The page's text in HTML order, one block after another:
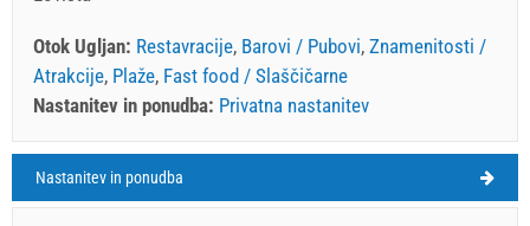
Otok Ugljan: Restavracije, Barovi / Pubovi, Znamenitosti /
Atrakcije, Plaže, Fast food / Slaščičarne
Nastanitev in ponudba: Privatna nastanitev
Otok Ugljan Vreme
Nastanitev in ponudba